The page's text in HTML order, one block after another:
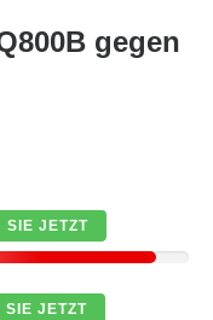
gegen
SIE JETZT
SIE JETZT